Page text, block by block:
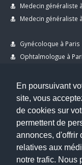
En poursuivant
site, vous
de cookies sur
permettent de
annonces, d'offrir
relatives aux
notre trafic. Nous
Medecin généraliste
Medecin généraliste
Gynécoloque à Paris
Ophtalmologue à
Dentiste à Paris
Copyright © 2026 . All